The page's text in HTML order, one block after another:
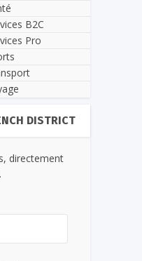
B2C
Pro
DISTRICT
directement